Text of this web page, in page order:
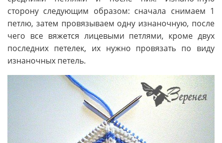
сторону следующим образом: сначала снимаем 1
петлю, затем провязываем одну изнаночную, после
чего все вяжется лицевыми петлями, кроме двух
последних петелек, их нужно провязать по виду
изнаночных петель.